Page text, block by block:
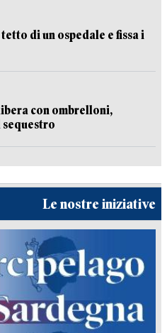
di un ospedale e fissa i
con ombrelloni,
Le nostre iniziative